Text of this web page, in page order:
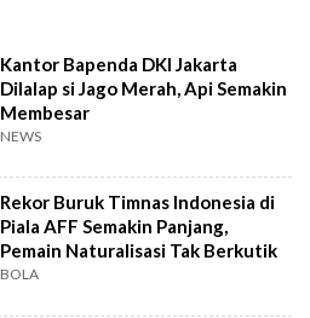
Kantor Bapenda DKI Jakarta
Dilalap si Jago Merah, Api Semakin
Membesar
NEWS
Rekor Buruk Timnas Indonesia di
Piala AFF Semakin Panjang,
Pemain Naturalisasi Tak Berkutik
BOLA